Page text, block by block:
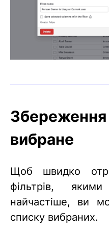
Збереження
вибране
Щоб швидко
фільтрів,
найчастіше, ви
списку вибраних.